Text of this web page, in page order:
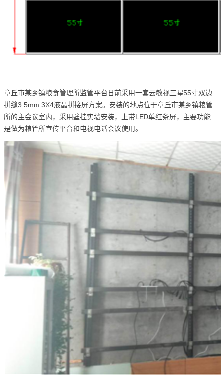
章丘市某乡镇粮食管理所监管平台日前采用一套云敏视三星55寸双边
拼缝3.5mm 3X4液晶拼接屏方案。安装的地点位于章丘市某乡镇粮管
所的主会议室内，采用壁挂实墙安装，上带LED单红条屏，主要功能
是做为粮管所宣传平台和电视电话会议使用。